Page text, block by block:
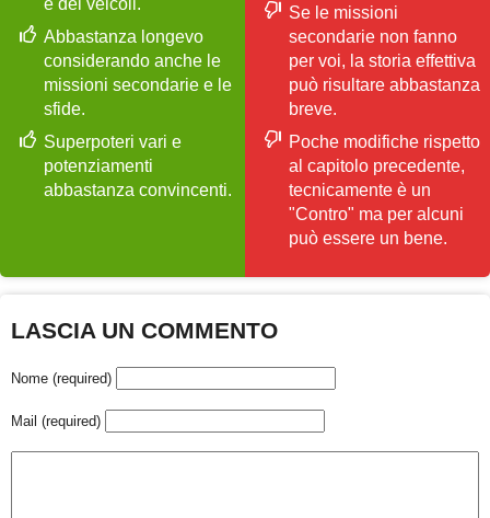
e dei veicoli.
Abbastanza longevo
considerando anche le
missioni secondarie e le
sfide.
Superpoteri vari e
potenziamenti
abbastanza convincenti.
Se le missioni
secondarie non fanno
per voi, la storia effettiva
può risultare abbastanza
breve.
Poche modifiche rispetto
al capitolo precedente,
tecnicamente è un
"Contro" ma per alcuni
può essere un bene.
LASCIA UN COMMENTO
Nome (required)
Mail (required)